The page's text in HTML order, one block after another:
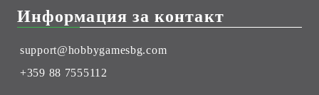
Информация за контакт
support@hobbygamesbg.com
+359 88 7555112